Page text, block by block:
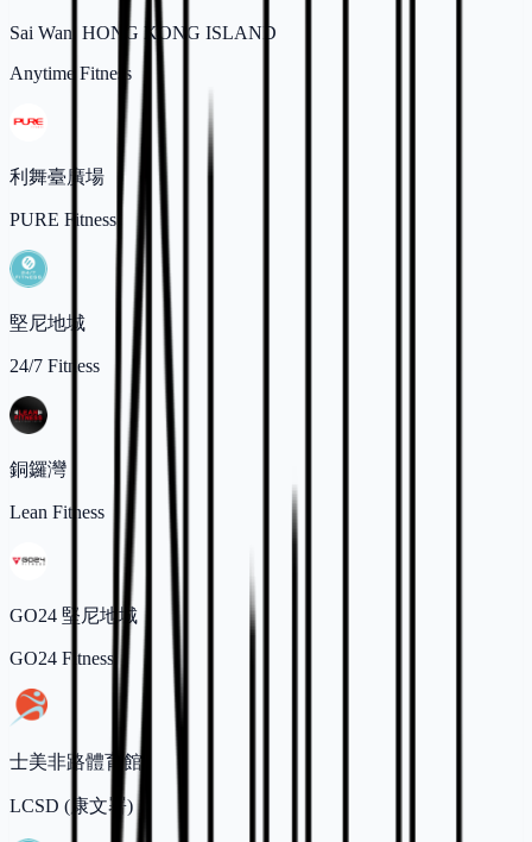
Sai Wan, HONG KONG ISLAND
Anytime Fitness
利舞臺廣場
PURE Fitness
堅尼地城
24/7 Fitness
銅鑼灣
Lean Fitness
GO24 堅尼地城
GO24 Fitness
士美非路體育館
LCSD (康文署)